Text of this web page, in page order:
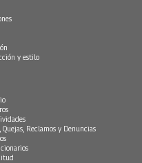
y estilo
Reclamos y Denuncias